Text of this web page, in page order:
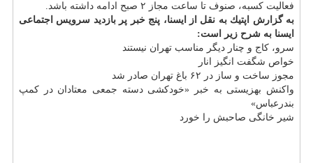
فعالیت كسبه، صنوف تا ساعت مجاز ۲ صبح ادامه داشته باشد.
به گزارش اپتیك به نقل از ایسنا، پنج خبر پر بازدید سرویس اجتماعی
ایسنا به شرح زیر است:
سرو، كاج و چنار دیگر مناسب تهران نیستند
خواص شگفت انگیز انار
مجوز ساخت و ساز در ۶۲ باغ تهران صادر شد
واكنش بهزیستی به خبر «خودكشی دسته جمعی معتادان در كمپ
بندرعباس»
شیر خانگی صاحبش را خورد